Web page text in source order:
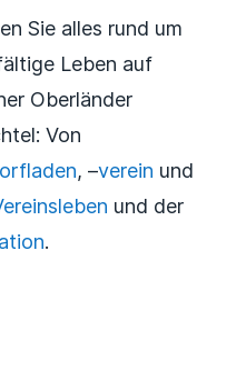
Sie alles rund um
Leben auf
Oberländer
Von
, –verein und
und der
.